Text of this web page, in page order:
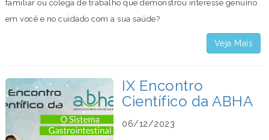
familiar ou colega de trabalho que demonstrou interesse genuíno
em você e no cuidado com a sua saúde?
Veja Mais
IX Encontro
Científico da ABHA
06/12/2023